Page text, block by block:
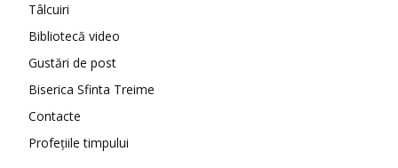
Tâlcuiri
Bibliotecă video
Gustări de post
Biserica Sfinta Treime
Contacte
Profețiile timpului